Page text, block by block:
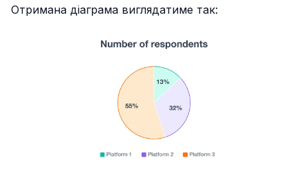
Отримана діаграма виглядатиме так: